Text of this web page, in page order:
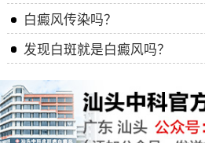
白癜风传染吗？
发现白斑就是白癜风吗？